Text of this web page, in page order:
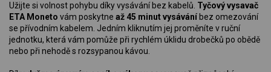
Užijte si volnost pohybu díky vysávání bez kabelů. Tyčový vysavač
ETA Moneto vám poskytne až 45 minut vysávání bez omezování
se přívodním kabelem. Jedním kliknutím jej proměníte v ruční
jednotku, která vám pomůže při rychlém úklidu drobečků po obědě
nebo při nehodě s rozsypanou kávou.